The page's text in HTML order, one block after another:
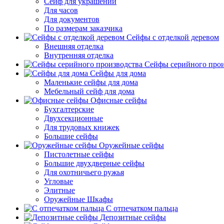
Для часов
Для документов
По размерам заказчика
Сейфы с отделкой деревом
Внешняя отделка
Внутренняя отделка
Сейфы серийного
Сейфы для дома
Маленькие сейфы для дома
Мебельный сейф для дома
Офисные сейфы
Бухгалтерские
Двухсекционные
Для трудовых книжек
Большие сейфы
Оружейные сейфы
Пистолетные сейфы
Большие двухдверные сейфы
Для охотничьего ружья
Угловые
Элитные
Оружейные Шкафы
С отпечатком пальца
Депозитные сейфы